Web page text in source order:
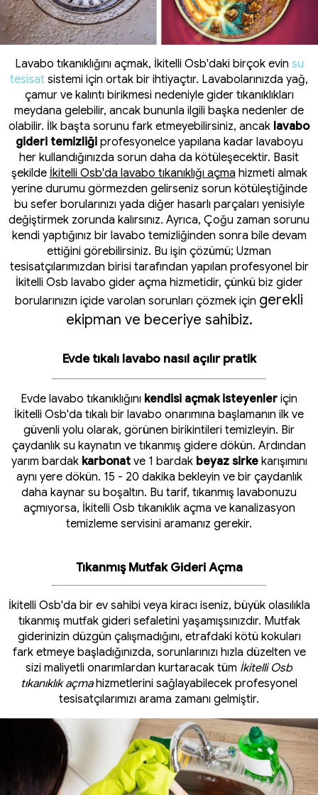
Lavabo tıkanıklığını açmak, İkitelli Osb'daki birçok evin su
tesisat sistemi için ortak bir ihtiyaçtır. Lavabolarınızda yağ,
çamur ve kalıntı birikmesi nedeniyle gider tıkanıklıkları
meydana gelebilir, ancak bununla ilgili başka nedenler de
olabilir. İlk başta sorunu fark etmeyebilirsiniz, ancak lavabo
gideri temizliğiprofesyonelce yapılana kadar lavaboyu
her kullandığınızda sorun daha da kötüleşecektir. Basit
şekilde İkitelli Osb'da lavabo tıkanıklığı açma hizmeti almak
yerine durumu görmezden gelirseniz sorun kötüleştiğinde
bu sefer borularınızı yada diğer hasarlı parçaları yenisiyle
değiştirmek zorunda kalırsınız. Ayrıca, Çoğu zaman sorunu
kendi yaptığınız bir lavabo temizliğinden sonra bile devam
ettiğini görebilirsiniz. Bu işin çözümü; Uzman
tesisatçılarımızdan birisi tarafından yapılan profesyonel bir
İkitelli Osb lavabo gider açma hizmetidir, çünkü biz gider
borularınızın içide varolan sorunları çözmek için gerekli
ekipman ve beceriye sahibiz.
Evde tıkalı lavabo nasıl açılır pratik
Evde lavabo tıkanıklığını kendisi açmak isteyenler için
İkitelli Osb'da tıkalı bir lavabo onarımına başlamanın ilk ve
güvenli yolu olarak, görünen birikintileri temizleyin. Bir
çaydanlık su kaynatın ve tıkanmış gidere dökün. Ardından
yarım bardak karbonatve 1 bardak beyaz sirkekarışımını
aynı yere dökün. 15 - 20 dakika bekleyin ve bir çaydanlık
daha kaynar su boşaltın. Bu tarif, tıkanmış lavabonuzu
açmıyorsa, İkitelli Osb tıkanıklık açma ve kanalizasyon
temizleme servisini aramanız gerekir.
Tıkanmış Mutfak Gideri Açma
İkitelli Osb'da bir ev sahibi veya kiracı iseniz, büyük olasılıkla
tıkanmış mutfak gideri sefaletini yaşamışsınızdır. Mutfak
giderinizin düzgün çalışmadığını, etrafdaki kötü kokuları
fark etmeye başladığınızda, sorunlarınızı hızla düzelten ve
sizi maliyetli onarımlardan kurtaracak tüm İkitelli Osb
tıkanıklık açmahizmetlerini sağlayabilecek profesyonel
tesisatçılarımızı arama zamanı gelmiştir.